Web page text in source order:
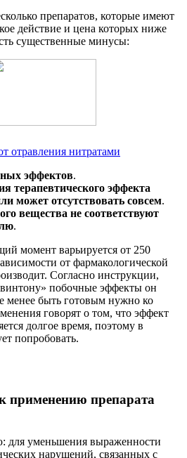
препаратов, которые имеют
действие и цена которых ниже
существенные минусы:
отравления нитратами
эффектов.
терапевтического эффекта
может отсутствовать совсем.
вещества не соответствуют
.
момент варьируется от 250
от фармакологической
Согласно инструкции,
побочные эффекты он
менее быть готовым нужно ко
говорят о том, что эффект
долгое время, поэтому в
попробовать.
применению препарата
для уменьшения выраженности
нарушений, связанных с